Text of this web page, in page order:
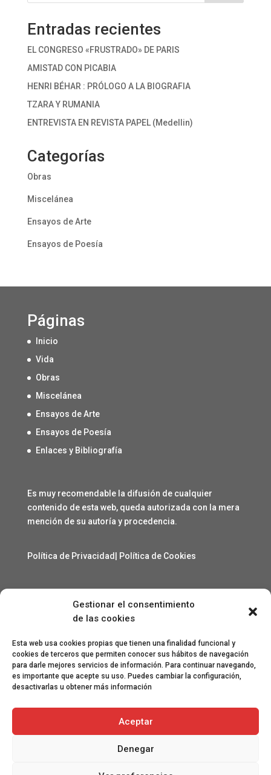
Gestionar el consentimiento
de las cookies
Esta web usa cookies propias que tienen una finalidad funcional y
cookies de terceros que permiten conocer sus hábitos de navegación
para darle mejores servicios de información. Para continuar navegando,
es importante que acepte su uso. Puedes cambiar la configuración,
desactivarlas u obtener más información
Aceptar
Denegar
Entradas recientes
EL CONGRESO «FRUSTRADO» DE PARIS
AMISTAD CON PICABIA
HENRI BÉHAR : PRÓLOGO A LA BIOGRAFIA
TZARA Y RUMANIA
ENTREVISTA EN REVISTA PAPEL (Medellin)
Categorías
Obras
Miscelánea
Ensayos de Arte
Ensayos de Poesía
Páginas
Inicio
Vida
Obras
Miscelánea
Ensayos de Arte
Ensayos de Poesía
Enlaces y Bibliografía
Es muy recomendable la difusión de cualquier
contenido de esta web, queda autorizada con la mera
mención de su autoría y procedencia.
Política de Privacidad Política de Cookies
Contacto
angelcarmelo1956@gmail.com
Especial agradecimiento a Lorenzo Sanjuan Pertusa,
Eva San Martín, Jesús Benito Pertusa, Marcelino Sesé